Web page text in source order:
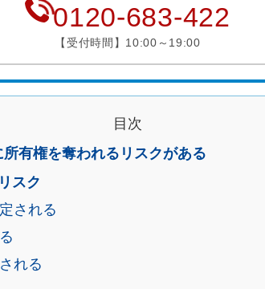
0120-683-422
【受付時間】10:00～19:00
目次
有権を奪われるリスクがある
スク
される
れる